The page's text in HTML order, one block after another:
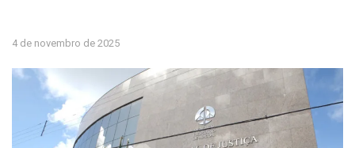
4 de novembro de 2025